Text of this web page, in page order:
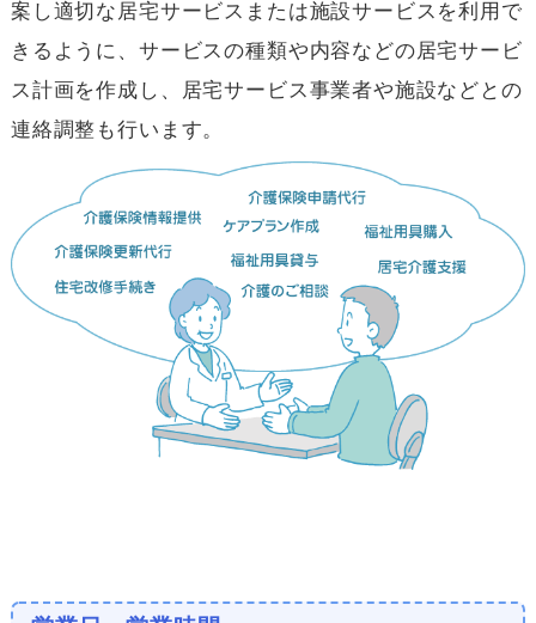
案し適切な居宅サービスまたは施設サービスを利用で
きるように、サービスの種類や内容などの居宅サービ
ス計画を作成し、居宅サービス事業者や施設などとの
連絡調整も行います。